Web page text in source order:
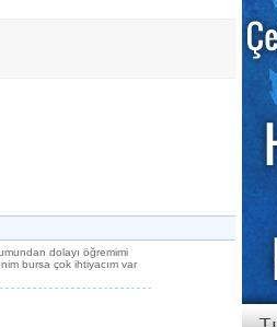
dolayı öğremimi
bursa çok ihtiyacım var